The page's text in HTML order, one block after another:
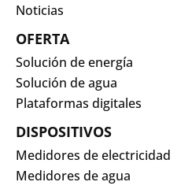
Noticias
OFERTA
Solución de energía
Solución de agua
Plataformas digitales
DISPOSITIVOS
Medidores de electricidad
Medidores de agua